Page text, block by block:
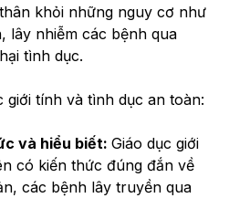
khỏi những nguy cơ như
lây nhiễm các bệnh qua
tình dục.
giới tính và tình dục an toàn:
và hiểu biết: Giáo dục giới
có kiến thức đúng đắn về
các bệnh lây truyền qua